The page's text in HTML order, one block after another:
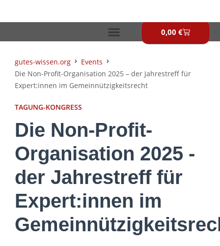
0,00 €
gutes-wissen.org
Events
Die Non-Profit-Organisation 2025 – der Jahrestreff für
Expert:innen im Gemeinnützigkeitsrecht
TAGUNG-KONGRESS
Die Non-Profit-
Organisation 2025 -
der Jahrestreff für
Expert:innen im